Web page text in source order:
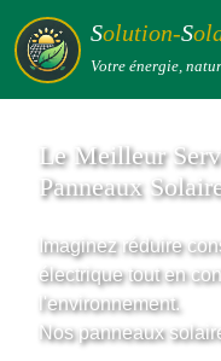
Solution-S
Votre énergie,
Le Meilleur
Panneaux
Imaginez réduire
électrique tout en
l'environnement.
Nos panneaux